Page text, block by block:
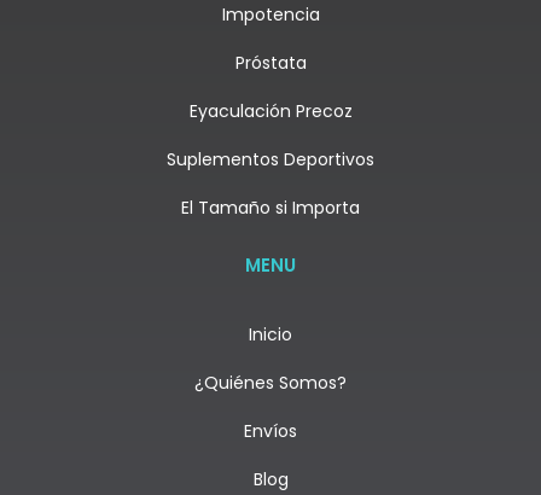
Impotencia
Próstata
Eyaculación Precoz
Suplementos Deportivos
El Tamaño si Importa
MENU
Inicio
¿Quiénes Somos?
Envíos
Blog